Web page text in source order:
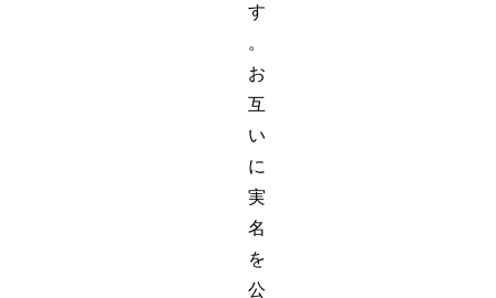
す
。
お
互
い
に
実
名
を
公